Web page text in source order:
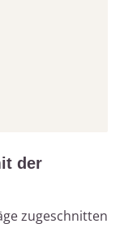
der
zugeschnitten